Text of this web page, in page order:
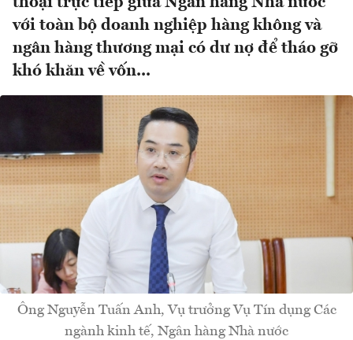
với toàn bộ doanh nghiệp hàng không và
ngân hàng thương mại có dư nợ để tháo gỡ
khó khăn về vốn...
Ông Nguyễn Tuấn Anh, Vụ trưởng Vụ Tín dụng Các
ngành kinh tế, Ngân hàng Nhà nước